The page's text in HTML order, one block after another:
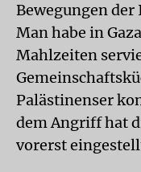
Bewegungen der
Man habe in
Mahlzeiten
Palästinenser
dem Angriff hat
vorerst